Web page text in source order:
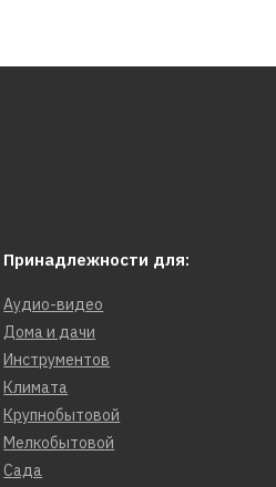
Принадлежности для:
Аудио-видео
Дома и дачи
Инструментов
Климата
Крупнобытовой
Мелкобытовой
Сада